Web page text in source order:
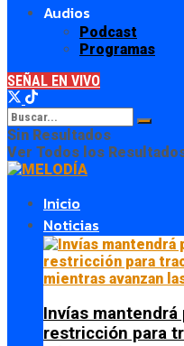
Audios
Podcast
Programas
SEÑAL EN VIVO
Sin Resultados
Ver Todos los
Inicio
Noticias
Invías mantendrá
restricción para